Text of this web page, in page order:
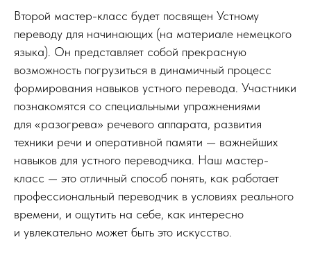
Второй мастер-класс будет посвящен Устному
переводу для начинающих (на материале немецкого
языка). Он представляет собой прекрасную
возможность погрузиться в динамичный процесс
формирования навыков устного перевода. Участники
познакомятся со специальными упражнениями
для «разогрева» речевого аппарата, развития
техники речи и оперативной памяти — важнейших
навыков для устного переводчика. Наш мастер-
класс — это отличный способ понять, как работает
профессиональный переводчик в условиях реального
времени, и ощутить на себе, как интересно
и увлекательно может быть это искусство.